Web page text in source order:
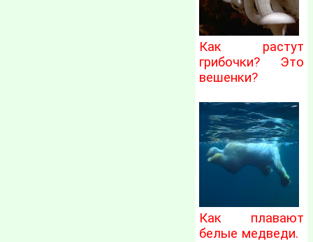
Как растут
грибочки? Это
вешенки?
Как плавают
белые медведи.